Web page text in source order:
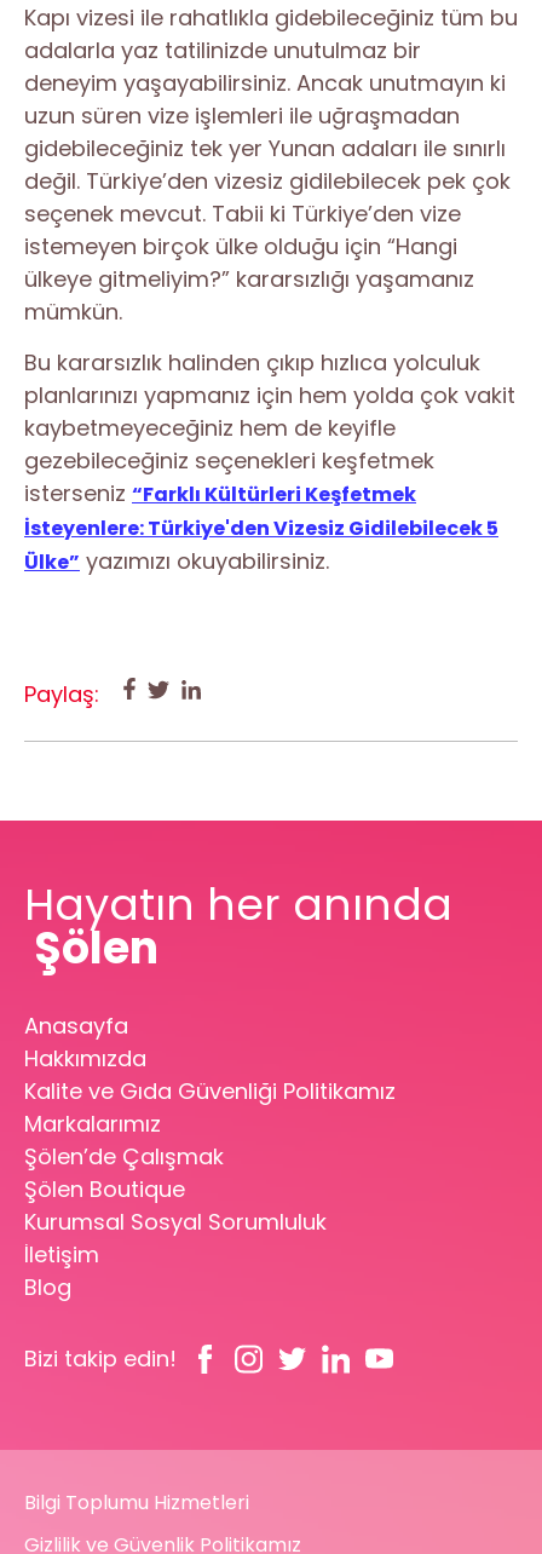
Kapı vizesi ile rahatlıkla gidebileceğiniz tüm bu
adalarla yaz tatilinizde unutulmaz bir
deneyim yaşayabilirsiniz. Ancak unutmayın ki
uzun süren vize işlemleri ile uğraşmadan
gidebileceğiniz tek yer Yunan adaları ile sınırlı
değil. Türkiye’den vizesiz gidilebilecek pek çok
seçenek mevcut. Tabii ki Türkiye’den vize
istemeyen birçok ülke olduğu için “Hangi
ülkeye gitmeliyim?” kararsızlığı yaşamanız
mümkün.
Bu kararsızlık halinden çıkıp hızlıca yolculuk
planlarınızı yapmanız için hem yolda çok vakit
kaybetmeyeceğiniz hem de keyifle
gezebileceğiniz seçenekleri keşfetmek
isterseniz “Farklı Kültürleri Keşfetmek
İsteyenlere: Türkiye'den Vizesiz Gidilebilecek 5
Ülke” yazımızı okuyabilirsiniz.
Paylaş:
Hayatın her anında
Şölen
Anasayfa
Hakkımızda
Kalite ve Gıda Güvenliği Politikamız
Markalarımız
Şölen’de Çalışmak
Şölen Boutique
Kurumsal Sosyal Sorumluluk
İletişim
Blog
Bizi takip edin!
Bilgi Toplumu Hizmetleri
Gizlilik ve Güvenlik Politikamız